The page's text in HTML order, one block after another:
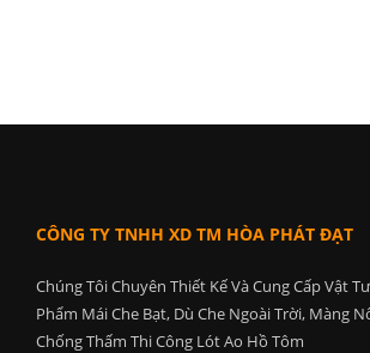
CÔNG TY TNHH XD TM HÒA PHÁT ĐẠT
Chúng Tôi Chuyên Thiết Kế Và Cung Cấp Vật
Phẩm Mái Che Bạt, Dù Che Ngoài Trời, Màng
Chống Thấm Thi Công Lót Ao Hồ Tôm